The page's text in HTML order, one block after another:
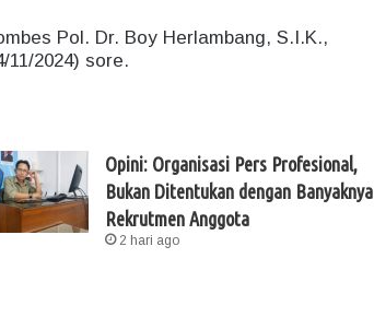
Pol. Dr. Boy Herlambang, S.I.K.,
11/2024) sore.
Opini: Organisasi Pers Profesional,
Bukan Ditentukan dengan Banyaknya
Rekrutmen Anggota
2 hari ago